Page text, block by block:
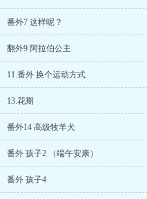
番外7 这样呢？
翻外9 阿拉伯公主
11.番外 换个运动方式
13.花期
番外14 高级牧羊犬
番外 孩子2 （端午安康）
番外 孩子4